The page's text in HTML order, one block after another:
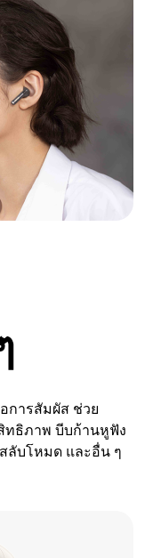
การสัมผัส ช่วย
ทธิภาพ บีบก้านหูฟัง
ลับโหมด และอื่น ๆ